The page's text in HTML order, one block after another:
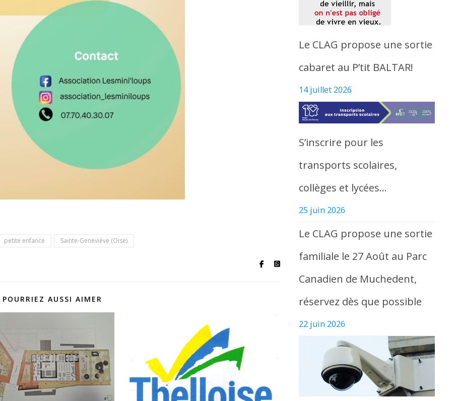
petite enfance Sainte-Geneviève (Oise)
POURRIEZ AUSSI AIMER
Le CLAG propose une sortie
cabaret au P’tit BALTAR!
14 juillet 2026
S’inscrire pour les
transports scolaires,
collèges et lycées…
25 juin 2026
Le CLAG propose une sortie
familiale le 27 Août au Parc
Canadien de Muchedent,
réservez dès que possible
22 juin 2026